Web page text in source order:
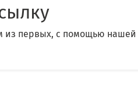
из первых, с помощью нашей